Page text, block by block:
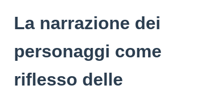
La narrazione dei
personaggi come
riflesso delle